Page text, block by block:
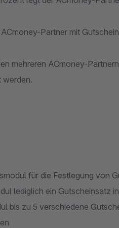
Partner mit
mehreren ACmoney-
werden.
für die Festlegung von
lediglich ein Gutscheinsatz
bis zu 5 verschiedene